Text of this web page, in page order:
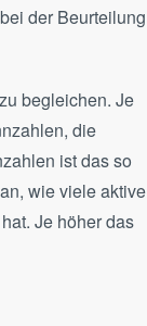
der Beurteilung
begleichen. Je
die
ist das so
wie viele aktive
Je höher das